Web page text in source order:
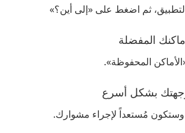
ثم اضغط على «إلى أين؟»
المفضلة
المحفوظة».
بشكل أسرع
وستكون مُستعداً لإجراء مشوارك.